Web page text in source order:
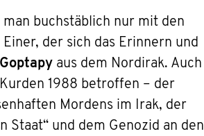
buchstäblich nur mit den
der sich das Erinnern und
aus dem Nordirak. Auch
1988 betroffen – der
Mordens im Irak, der
Staat“ und dem Genozid an den